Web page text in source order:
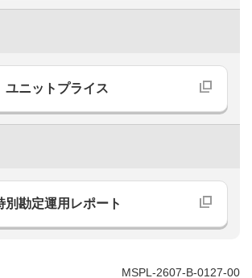
ユニットプライス
別勘定運用レポート
MSPL-2607-B-0127-00